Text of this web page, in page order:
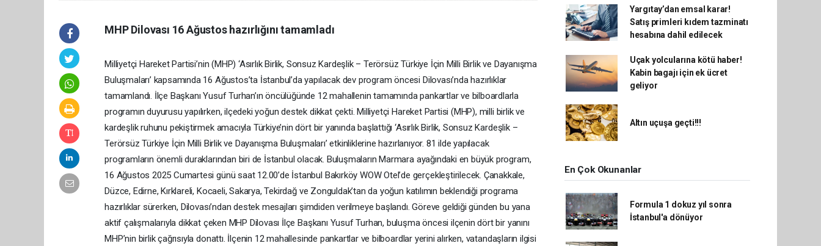
MHP Dilovası 16 Ağustos hazırlığını tamamladı
Milliyetçi Hareket Partisi’nin (MHP) ‘Asırlık Birlik, Sonsuz Kardeşlik – Terörsüz Türkiye İçin Milli Birlik ve Dayanışma
Buluşmaları’ kapsamında 16 Ağustos’ta İstanbul’da yapılacak dev program öncesi Dilovası’nda hazırlıklar
tamamlandı. İlçe Başkanı Yusuf Turhan’ın öncülüğünde 12 mahallenin tamamında pankartlar ve bilboardlarla
programın duyurusu yapılırken, ilçedeki yoğun destek dikkat çekti. Milliyetçi Hareket Partisi (MHP), milli birlik ve
kardeşlik ruhunu pekiştirmek amacıyla Türkiye’nin dört bir yanında başlattığı ‘Asırlık Birlik, Sonsuz Kardeşlik –
Terörsüz Türkiye İçin Milli Birlik ve Dayanışma Buluşmaları’ etkinliklerine hazırlanıyor. 81 ilde yapılacak
programların önemli duraklarından biri de İstanbul olacak. Buluşmaların Marmara ayağındaki en büyük program,
16 Ağustos 2025 Cumartesi günü saat 12.00’de İstanbul Bakırköy WOW Otel’de gerçekleştirilecek. Çanakkale,
Düzce, Edirne, Kırklareli, Kocaeli, Sakarya, Tekirdağ ve Zonguldak’tan da yoğun katılımın beklendiği programa
hazırlıklar sürerken, Dilovası’ndan destek mesajları şimdiden verilmeye başlandı. Göreve geldiği günden bu yana
aktif çalışmalarıyla dikkat çeken MHP Dilovası İlçe Başkanı Yusuf Turhan, buluşma öncesi ilçenin dört bir yanını
MHP’nin birlik çağrısıyla donattı. İlçenin 12 mahallesinde pankartlar ve bilboardlar yerini alırken, vatandaşların ilgisi
Yargıtay’dan emsal karar!
Satış primleri kıdem tazminatı
hesabına dahil edilecek
Uçak yolcularına kötü haber!
Kabin bagajı için ek ücret
geliyor
Altın uçuşa geçti!!!
En Çok Okunanlar
Formula 1 dokuz yıl sonra
İstanbul'a dönüyor